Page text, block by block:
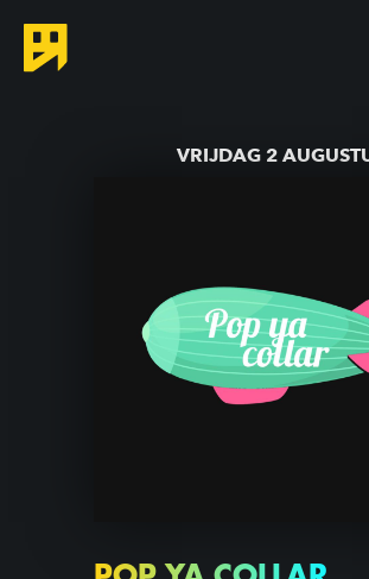
VRIJDAG 2